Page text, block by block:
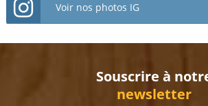
Voir nos photos IG
Souscrire à
newsletter